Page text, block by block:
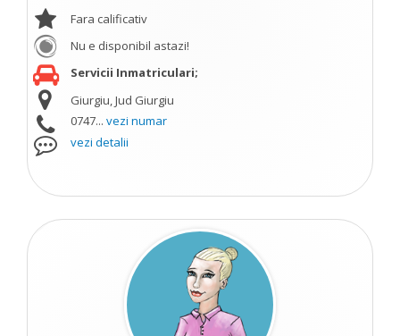
Fara calificativ
Nu e disponibil astazi!
Servicii Inmatriculari;
Giurgiu, Jud Giurgiu
0747... vezi numar
vezi detalii